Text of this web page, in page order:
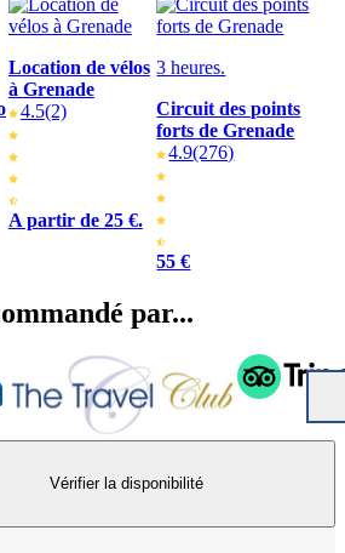
Location de vélos
à Grenade
4.5(2)
A partir de 25 €.
3 heures.
Circuit des points
forts de Grenade
4.9(276)
55 €
par...
Vérifier la disponibilité